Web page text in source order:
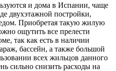
и дома в Испании, чаще
двухэтажной постройки,
Приобретая такую жилую
ощутить все прелести
так как есть в наличии
бассейн, а также большой
всех жильцов данного
сильно снизить расходы на